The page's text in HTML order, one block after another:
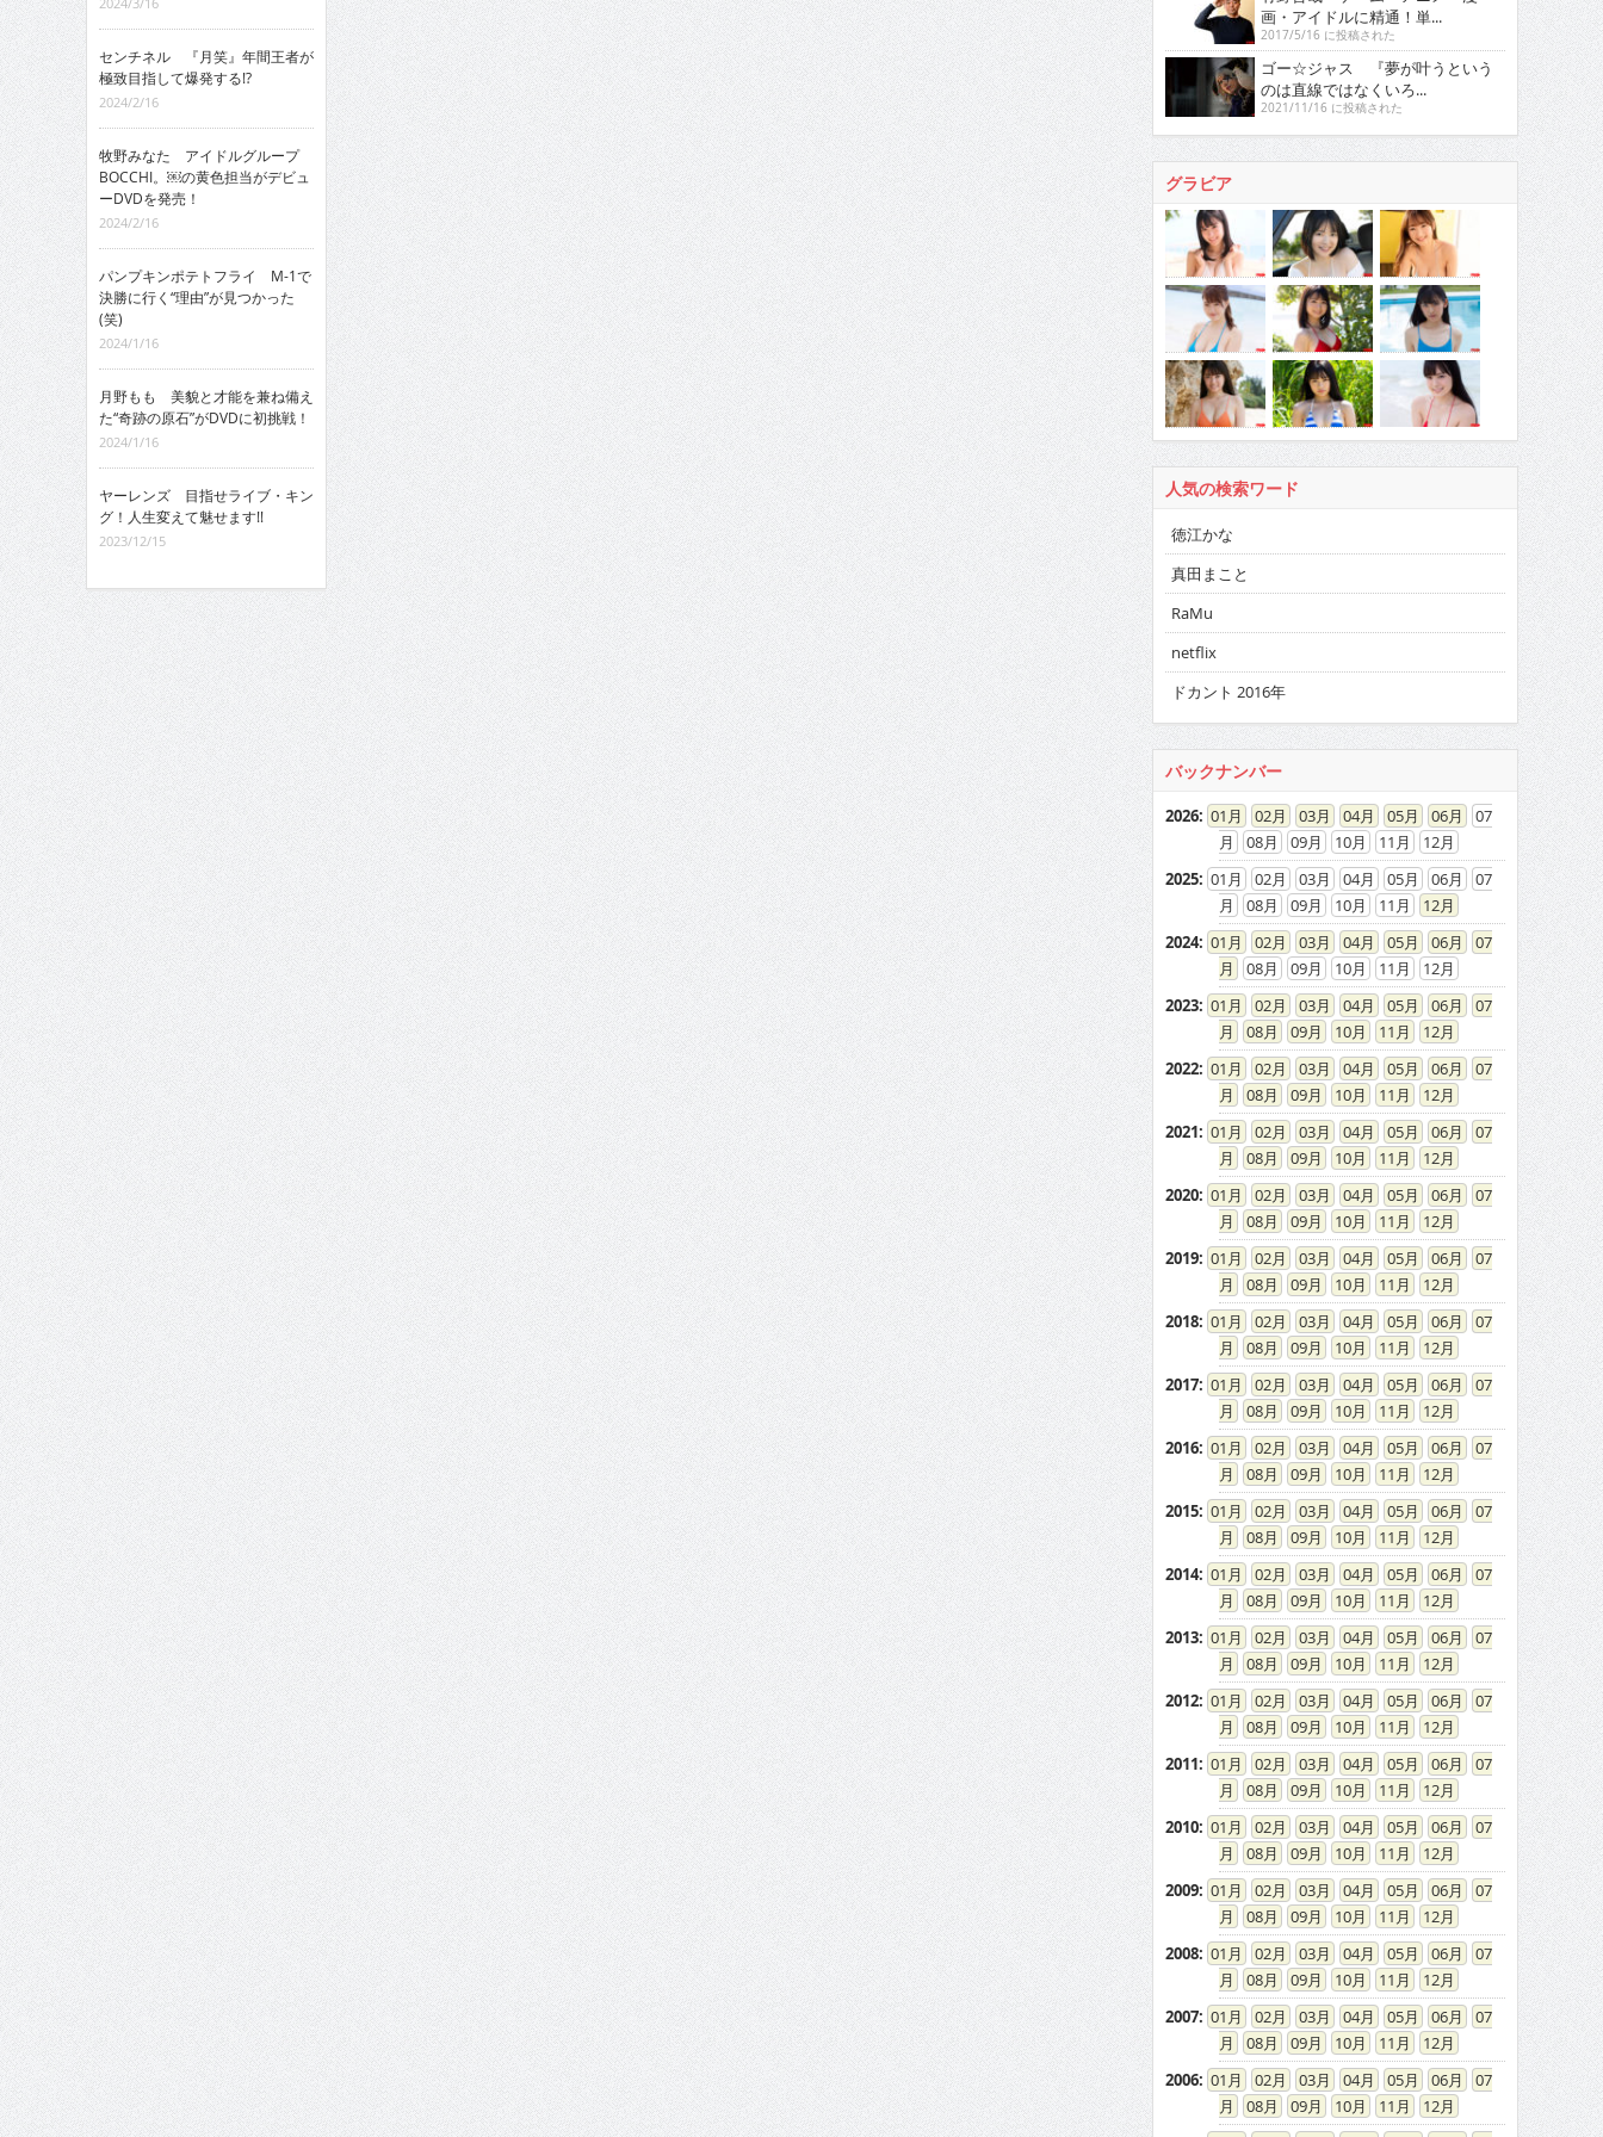
センチネル 『月笑』年間王者が
極致目指して爆発する!?
2024/2/16
牧野みなた アイドルグループ
BOCCHI。￼の黄色担当がデビュ
ーDVDを発売！
2024/2/16
パンプキンポテトフライ M-1で
決勝に行く“理由”が見つかった
(笑)
2024/1/16
月野もも 美貌と才能を兼ね備え
た“奇跡の原石”がDVDに初挑戦！
2024/1/16
ヤーレンズ 目指せライブ・キン
グ！人生変えて魅せます!!
2023/12/15
画・アイドルに精通！単...
2017/5/16 に投稿された
ゴー☆ジャス 『夢が叶うという
のは直線ではなくいろ...
2021/11/16 に投稿された
グラビア
人気の検索ワード
徳江かな
真田まこと
RaMu
netflix
ドカント 2016年
バックナンバー
2026: 01 02 03 04 05 06
07
08
09 10 11
12
2025: 01 02 03 04 05 06
07
08
09 10 11
12
2024: 01 02 03 04 05 06
07
08
09 10 11
12
2023: 01 02 03 04 05 06
07
08
09 10 11
12
2022: 01 02 03 04 05 06
07
08
09 10 11
12
2021: 01 02 03 04 05 06
07
08
09 10 11
12
2020: 01 02 03 04 05 06
07
08
09 10 11
12
2019: 01 02 03 04 05 06
07
08
09 10 11
12
2018: 01 02 03 04 05 06
07
08
09 10 11
12
2017: 01 02 03 04 05 06
07
08
09 10 11
12
2016: 01 02 03 04 05 06
07
08
09 10 11
12
2015: 01 02 03 04 05 06
07
08
09 10 11
12
2014: 01 02 03 04 05 06
07
08
09 10 11
12
2013: 01 02 03 04 05 06
07
08
09 10 11
12
2012: 01 02 03 04 05 06
07
08
09 10 11
12
2011: 01 02 03 04 05 06
07
08
09 10 11
12
2010: 01 02 03 04 05 06
07
08
09 10 11
12
2009: 01 02 03 04 05 06
07
08
09 10 11
12
2008: 01 02 03 04 05 06
07
08
09 10 11
12
2007: 01 02 03 04 05 06
07
08
09 10 11
12
2006: 01 02 03 04 05 06
07
08
09 10 11
12